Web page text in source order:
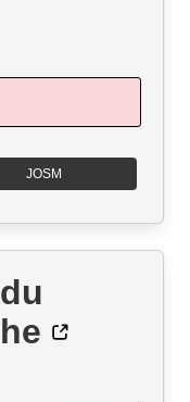
JOSM